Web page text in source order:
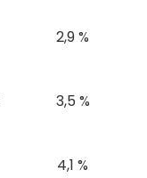
2,9 %
3,5 %
4,1 %